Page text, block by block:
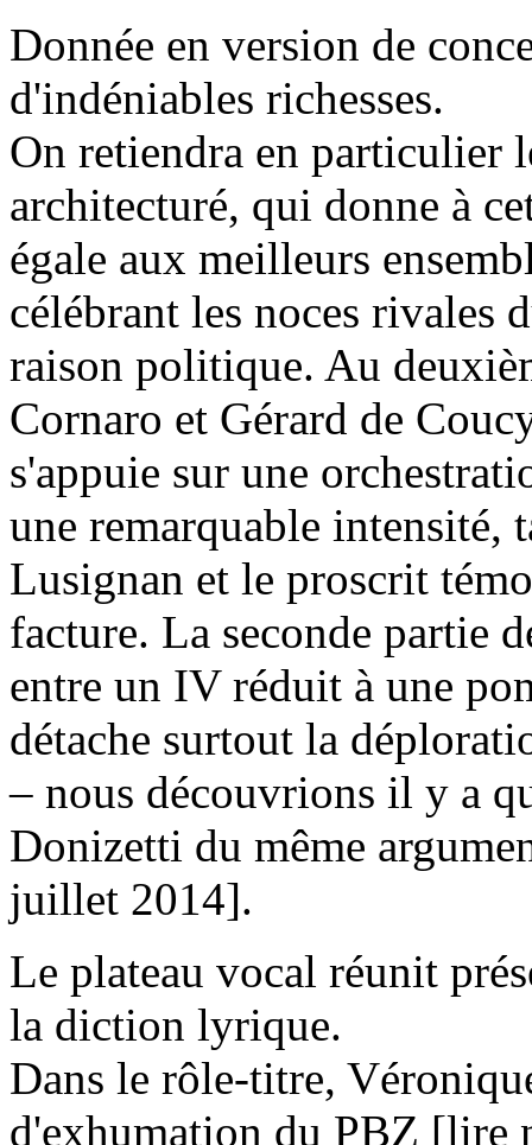
Donnée en version de
d'indéniables richesses.
On retiendra en particulier
architecturé, qui donne à
égale aux meilleurs
célébrant les noces rivales
raison politique. Au
Cornaro et Gérard de
s'appuie sur une
une remarquable intensité,
Lusignan et le proscrit
facture. La seconde partie
entre un IV réduit à une
détache surtout la
– nous découvrions il y a
Donizetti du même
juillet 2014].
Le plateau vocal réunit
la diction lyrique.
Dans le rôle-titre,
d'exhumation du PBZ [lire